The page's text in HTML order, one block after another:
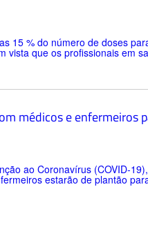
15 % do número de doses
vista que os profissionais em
médicos e enfermeiros
ao Coronavírus (COVID-
estarão de plantão